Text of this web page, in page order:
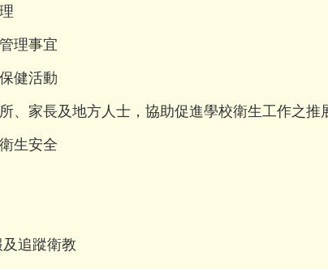
理事宜
健活動
、家長及地方人士，協助促進學校衛生工作之推
生安全
追蹤衛教